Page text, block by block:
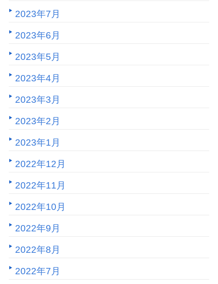
2023年7月
2023年6月
2023年5月
2023年4月
2023年3月
2023年2月
2023年1月
2022年12月
2022年11月
2022年10月
2022年9月
2022年8月
2022年7月